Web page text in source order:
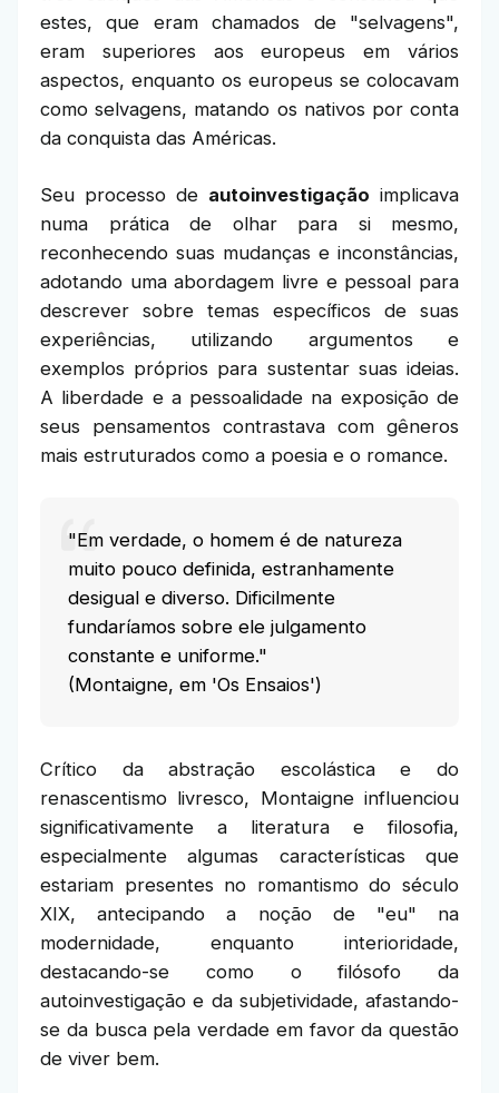
estes, que eram chamados de "selvagens",
eram superiores aos europeus em vários
aspectos, enquanto os europeus se colocavam
como selvagens, matando os nativos por conta
da conquista das Américas.
Seu processo de autoinvestigação implicava
numa prática de olhar para si mesmo,
reconhecendo suas mudanças e inconstâncias,
adotando uma abordagem livre e pessoal para
descrever sobre temas específicos de suas
experiências, utilizando argumentos e
exemplos próprios para sustentar suas ideias.
A liberdade e a pessoalidade na exposição de
seus pensamentos contrastava com gêneros
mais estruturados como a poesia e o romance.
"Em verdade, o homem é de natureza
muito pouco definida, estranhamente
desigual e diverso. Dificilmente
fundaríamos sobre ele julgamento
constante e uniforme."
(Montaigne, em 'Os Ensaios')
Crítico da abstração escolástica e do
renascentismo livresco, Montaigne influenciou
significativamente a literatura e filosofia,
especialmente algumas características que
estariam presentes no romantismo do século
XIX, antecipando a noção de "eu" na
modernidade, enquanto interioridade,
destacando-se como o filósofo da
autoinvestigação e da subjetividade, afastando-
se da busca pela verdade em favor da questão
de viver bem.